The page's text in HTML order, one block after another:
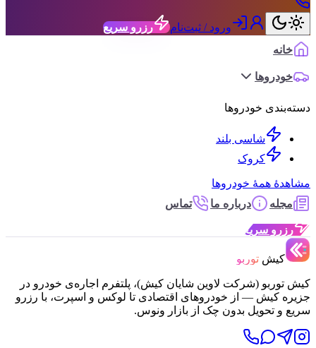
ورود / ثبت‌نام
رزرو سریع
خانه
خودروها
دسته‌بندی خودروها
شاسی بلند
کروک
مشاهدهٔ همهٔ خودروها
مجله
درباره ما تماس
رزرو سریع
کیش توربو
کیش توربو (شرکت لاوین شایان کیش)، پلتفرم اجاره‌ی خودرو در
جزیره کیش — از خودروهای اقتصادی تا لوکس و اسپرت، با رزرو
سریع و تحویل بدون چک از بازار ونوس.